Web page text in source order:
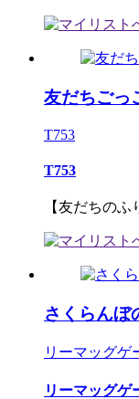
友だちごっ
T753
T753
【友だちの
さくらんぼ
リーマッグゲ
リーマッグゲ